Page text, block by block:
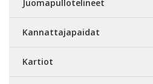
Juomapullotelineet
Kannattajapaidat
Kartiot